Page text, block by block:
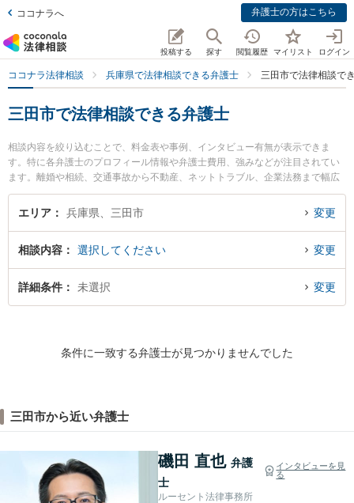
ココナラへ 弁護士の方はこちら
投稿する 探す 閲覧履歴 マイリスト ログイン
ココナラ法律相談 兵庫県で法律相談できる弁護士 三田市で法律相談で
三田市で法律相談できる弁護士
相談内容を絞り込むことで、料金表や事例、インタビュー有無が表示できま
す。特に各弁護士のプロフィール情報や弁護士費用、強みなどが注目されてい
ます。離婚や相続、交通事故から不動産、ネットトラブル、企業法務まで幅広
く取り扱う弁護士が多数。こんな法律相談をお持ちの方は是非ご利用くださ
い。三田市で土日や夜間に発生した不倫慰謝料トラブルを今すぐに弁護士に相
る三田市内の弁護士に相談予約したい』などでお困りの相談者さんにおすすめ
です。
エリア 兵庫県、三田市 変更
相談内容 選択してください 変更
詳細条件 未選択 変更
条件に一致する弁護士が見つかりませんでした
三田市から近い弁護士
磯田 直也 弁護
士
インタビューを見
る
ルーセント法律事務所